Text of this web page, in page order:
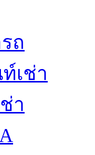
ถ
เช่า
า